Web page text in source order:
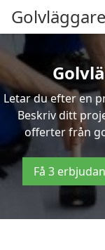
Letar du efter en
Beskriv ditt
offerter från
Få 3